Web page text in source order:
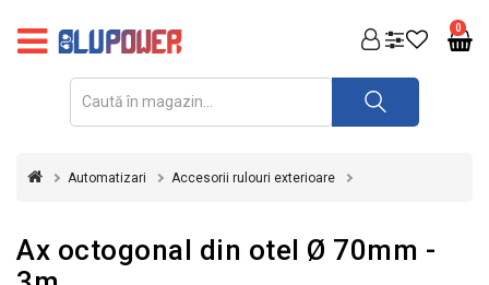
0
FOTOVOLTAICE
REDRESOARE
INVERTOARE
Automatizari Accesorii rulouri exterioare
Ax octogonal din otel Ø 70mm -